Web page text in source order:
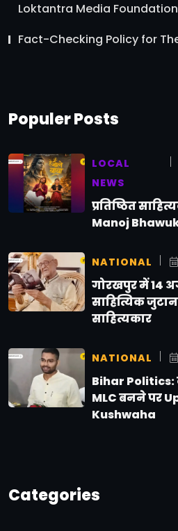
Loktantra Media Foundation
Fact-Checking Policy for
Populer Posts
LOCAL
NEWS
प्रतिष्ठित
Manoj
NATIONAL
गोरखपुर में 14
साहित्यिक
साहित्यकार
NATIONAL
Bihar Politics:
MLC बनने पर
Kushwaha
Categories